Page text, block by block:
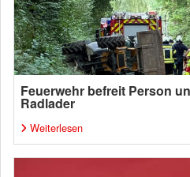
Feuerwehr befreit Person
Radlader
Weiterlesen